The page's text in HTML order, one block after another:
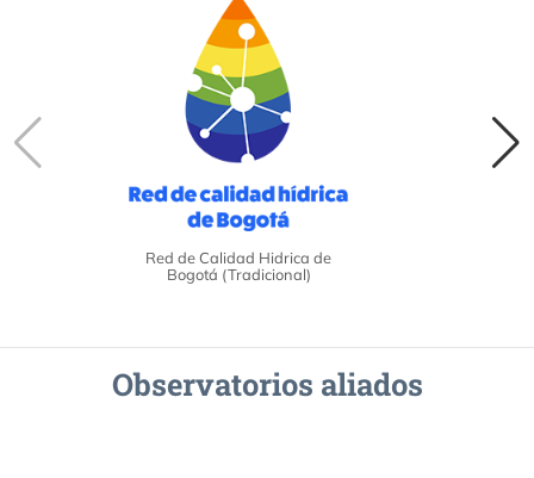
Red de Calidad Hidrica de
Bogotá (Tradicional)
Observatorios aliados